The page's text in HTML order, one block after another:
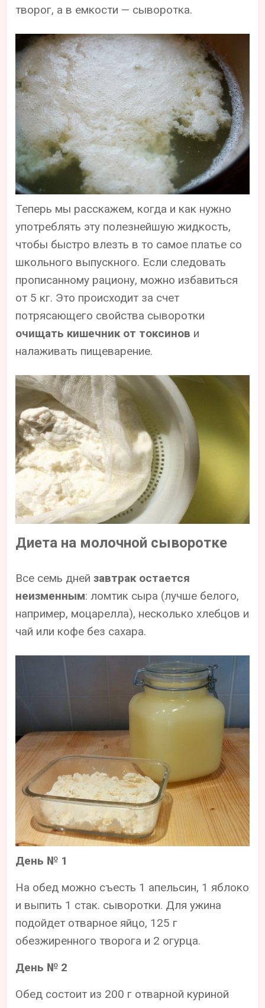
творог, а в емкости — сыворотка.
Теперь мы расскажем, когда и как нужно
употреблять эту полезнейшую жидкость,
чтобы быстро влезть в то самое платье со
школьного выпускного. Если следовать
прописанному рациону, можно избавиться
от 5 кг. Это происходит за счет
потрясающего свойства сыворотки
очищать кишечник от токсинов и
налаживать пищеварение.
Диета на молочной сыворотке
Все семь днейзавтрак остается
неизменным: ломтик сыра (лучше белого,
например, моцарелла), несколько хлебцов и
чай или кофе без сахара.
День № 1
На обед можно съесть 1 апельсин, 1 яблоко
и выпить 1 стак. сыворотки. Для ужина
подойдет отварное яйцо, 125 г
обезжиренного творога и 2 огурца.
День № 2
Обед состоит из 200 г отварной куриной